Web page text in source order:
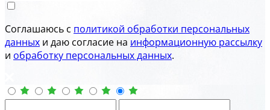
Соглашаюсь с политикой обработки персональных
данных и даю согласие на информационную рассылку
и обработку персональных данных.